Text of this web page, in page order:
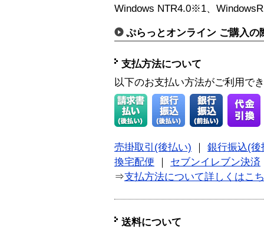
Windows NTR4.0※1、
ぷらっとオンライン ご購入の
支払方法について
以下のお支払い方法がご利用で
売掛取引(後払い)
銀行振込(後
換宅配便
セブンイレブン決済
⇒支払方法について詳しくはこ
送料について